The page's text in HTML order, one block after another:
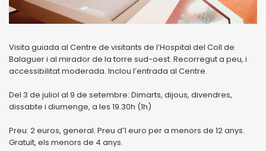
Visita guiada al Centre de visitants de l’Hospital del Coll de
Balaguer i al mirador de la torre sud-oest. Recorregut a peu, i
accessibilitat moderada. Inclou l’entrada al Centre.
Del 3 de juliol al 9 de setembre: Dimarts, dijous, divendres,
dissabte i diumenge, a les 19.30h (1h)
Preu: 2 euros, general. Preu d’1 euro per a menors de 12 anys.
Gratuït, els menors de 4 anys.